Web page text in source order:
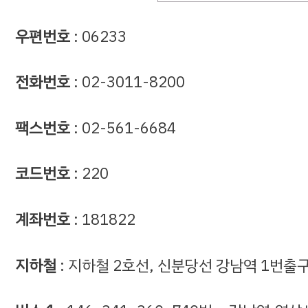
우편번호 : 06233
전화번호 : 02-3011-8200
팩스번호 : 02-561-6684
코드번호 : 220
계좌번호 : 181822
지하철 : 지하철 2호선, 신분당선 강남역 1번출